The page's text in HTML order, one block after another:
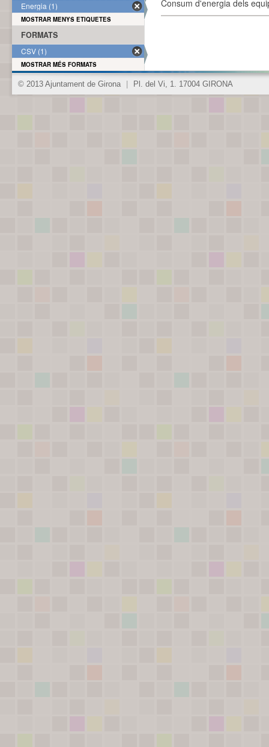
Consum d'energia dels
Energia (1)
MOSTRAR MENYS ETIQUETES
FORMATS
CSV (1)
MOSTRAR MÉS FORMATS
© 2013 Ajuntament de Girona Pl. del Vi, 1. 17004 GIRONA